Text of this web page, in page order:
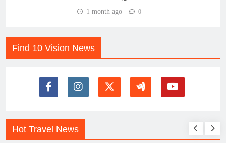
1 month ago 0
Find 10 Vision News
Hot Travel News